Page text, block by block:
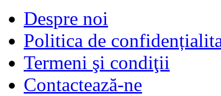
Despre noi
Politica de
Termeni şi condiţii
Contactează-ne